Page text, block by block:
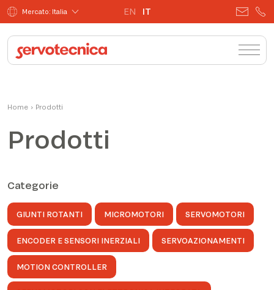
Mercato: Italia EN IT
Home › Prodotti
Prodotti
Categorie
GIUNTI ROTANTI MICROMOTORI SERVOMOTORI
ENCODER E SENSORI INERZIALI SERVOAZIONAMENTI
MOTION CONTROLLER